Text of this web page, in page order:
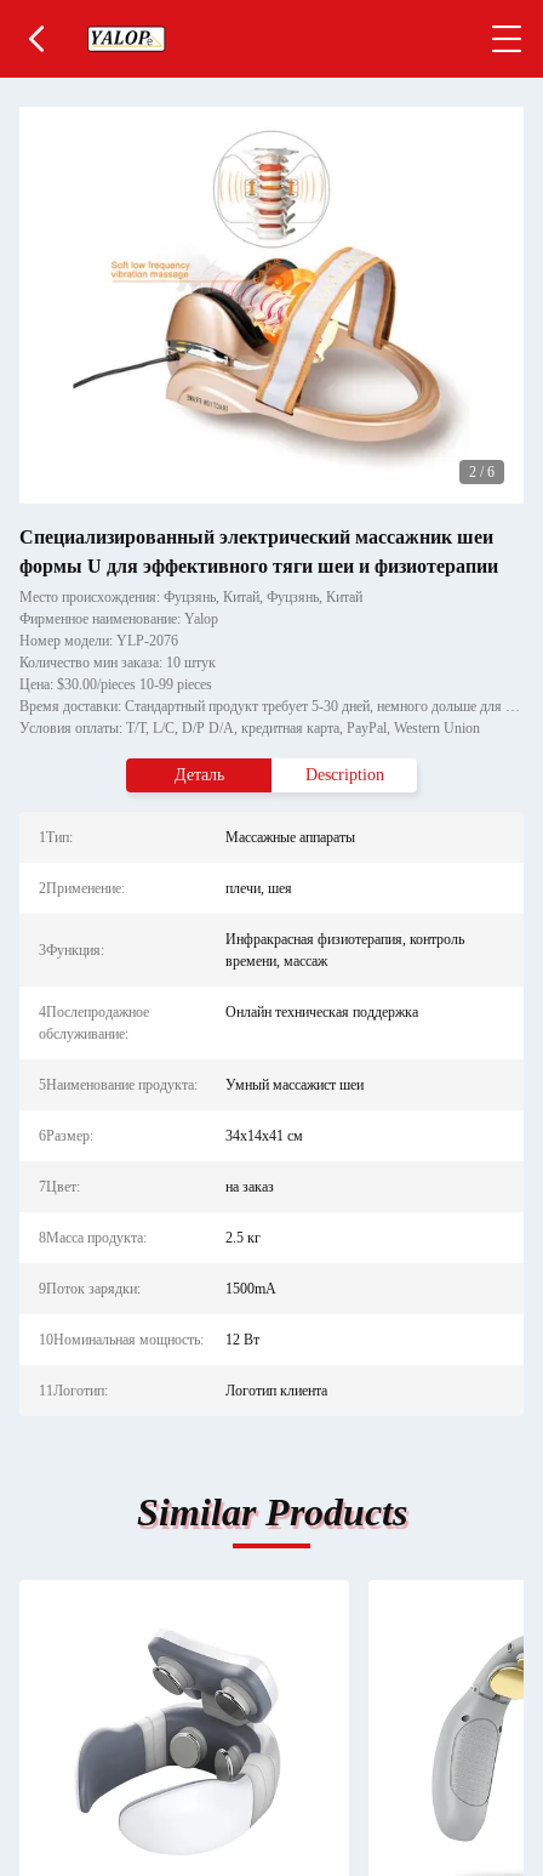
2 / 6
Специализированный электрический массажник шеи
формы U для эффективного тяги шеи и физиотерапии
Место происхождения: Фуцзянь, Китай, Фуцзянь, Китай
Фирменное наименование: Yalop
Номер модели: YLP-2076
Количество мин заказа: 10 штук
Цена: $30.00/pieces 10-99 pieces
Время доставки: Стандартный продукт требует 5-30 дней, немного дольше для индивидуальных продуктов.
Условия оплаты: T/T, L/C, D/P D/A, кредитная карта, PayPal, Western Union
Деталь Description
1Тип: Массажные аппараты
2Применение: плечи, шея
3Функция:
Инфракрасная физиотерапия, контроль
времени, массаж
4Послепродажное
обслуживание:
Онлайн техническая поддержка
5Наименование продукта: Умный массажист шеи
6Размер: 34х14х41 см
7Цвет: на заказ
8Масса продукта: 2.5 кг
9Поток зарядки: 1500mA
10Номинальная мощность: 12 Вт
11Логотип: Логотип клиента
Similar Products